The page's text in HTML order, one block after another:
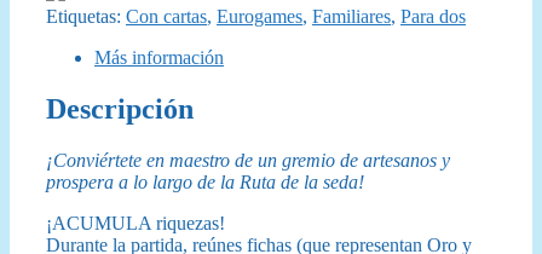
Etiquetas: Con cartas, Eurogames, Familiares, Para dos
Más información
Descripción
¡Conviértete en maestro de un gremio de artesanos y
prospera a lo largo de la Ruta de la seda!
¡ACUMULA riquezas!
Durante la partida, reúnes fichas (que representan Oro y